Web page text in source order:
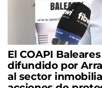
El COAPI
difundido por
al sector